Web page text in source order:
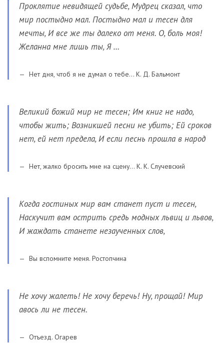
Проклятие невидящей судьбе, Мудрец сказал, что
мир постыдно мал. Постыдно мал и тесен для
мечты, И все же ты далеко от меня. О, боль моя!
Желанна мне лишь ты, Я …
Нет дня, чтоб я не думал о тебе… К. Д. Бальмонт
Великий божий мир не тесен; Им книг не надо,
чтобы жить; Возникшей песни не убить; Ей сроков
нет, ей нет предела, И если песнь прошла в народ
Нет, жалко бросить мне на сцену… К. К. Случевский
Когда гостиных мир вам станет пуст и тесен,
Наскучит вам острить средь модных львиц и львов,
И жаждать станете незаученных слов,
Вы вспомните меня. Ростопчина
Не хочу жалеть! Не хочу беречь! Ну, прощай! Мир
авось ли не тесен.
Отъезд. Огарев